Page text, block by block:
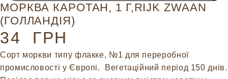
МОРКВА КАРОТАН, 1 Г,RIJK ZWAAN
(ГОЛЛАНДІЯ)
34 ГРН
Сорт моркви типу флакке, №1 для переробної
промисловості у Європі.
Вегетаційний період 150 днів.